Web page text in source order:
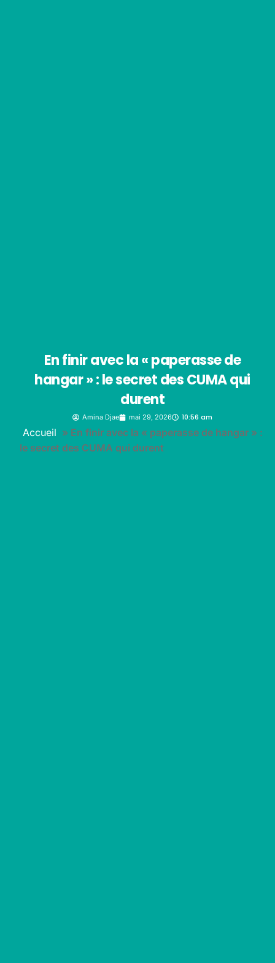
En finir avec la « paperasse de
hangar » : le secret des CUMA qui
durent
Amina Djae mai 29, 2026 10:56 am
Accueil » En finir avec la « paperasse de hangar » :
le secret des CUMA qui durent